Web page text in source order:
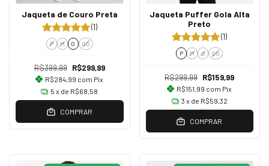
Jaqueta de Couro Preta
(1)
P M G GG
R$399,99 R$299,99
R$284,99 com Pix
5 x de R$68,58
COMPRAR
Jaqueta Puffer Gola Alta
Preto
(1)
P M G GG
R$299,99 R$159,99
R$151,99 com Pix
3 x de R$59,32
COMPRAR